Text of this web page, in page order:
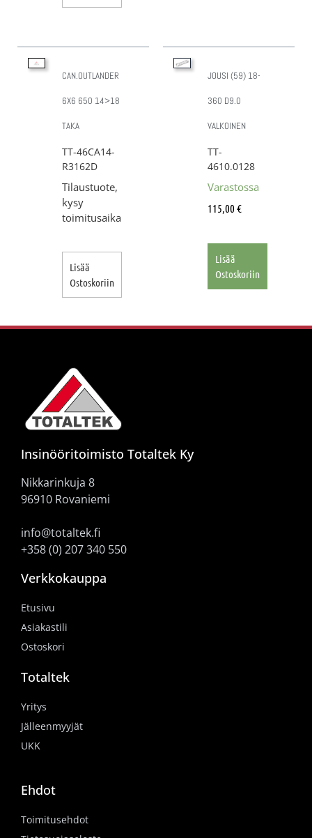
CAN.OUTLANDER
6X6 650 14>18
TAKA
TT-46CA14-
R3162D
Tilaustuote,
kysy
toimitusaika
Lisää
Ostoskoriin
JOUSI (59) 18-
360 D9.0
VALKOINEN
TT-
4610.0128
Varastossa
115,00 €
Lisää
Ostoskoriin
Insinööritoimisto Totaltek Ky
Nikkarinkuja 8
96910 Rovaniemi
info@totaltek.fi
+358 (0) 207 340 550
Verkkokauppa
Etusivu
Asiakastili
Ostoskori
Totaltek
Yritys
Jälleenmyyjät
UKK
Ehdot
Toimitusehdot